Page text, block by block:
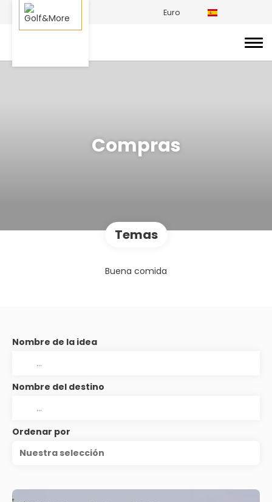
Euro
Compras
Temas
Buena comida
Nombre de la idea
Nombre del destino
Ordenar por
Nuestra selección